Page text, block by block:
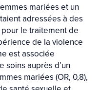
mariées et un
adressées à des
le traitement de
de la violence
est associée
soins auprès d’un
mariées (OR, 0,8),